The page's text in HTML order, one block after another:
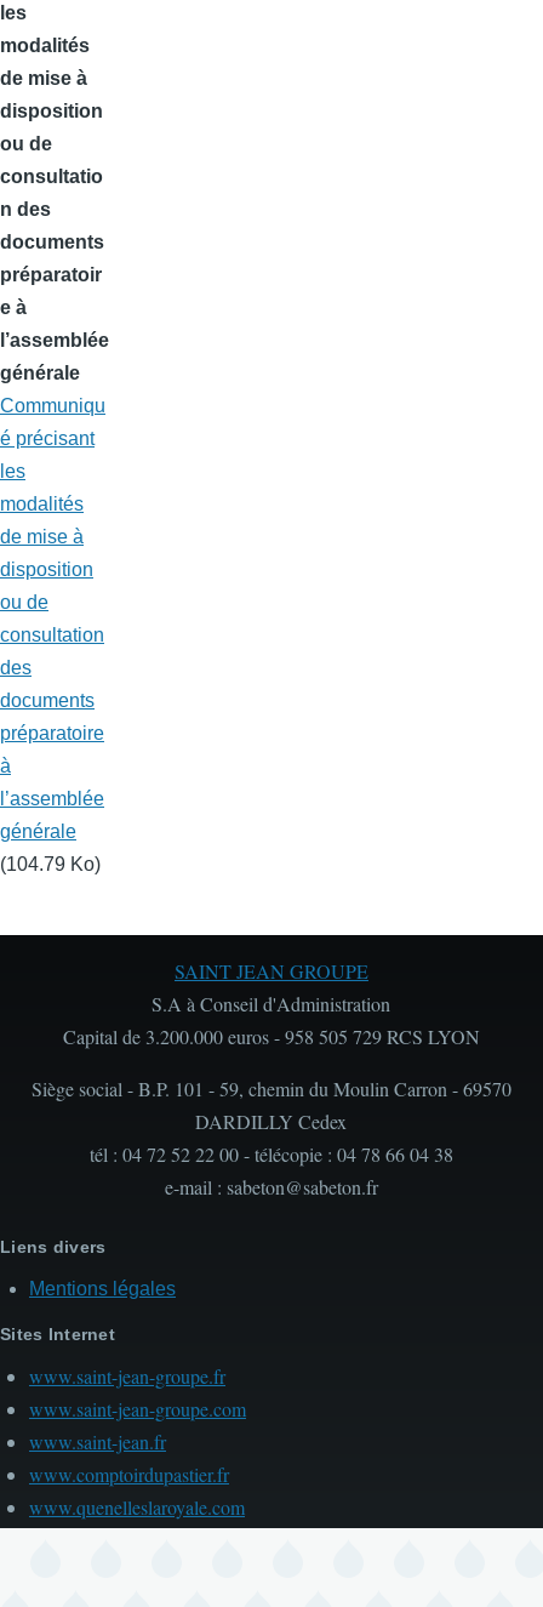
les
modalités
de mise à
disposition
ou de
consultatio
n des
documents
préparatoir
e à
l’assemblée
générale
Communiqu
é précisant
les
modalités
de mise à
disposition
ou de
consultation
des
documents
préparatoire
à
l’assemblée
générale
(104.79 Ko)
SAINT JEAN GROUPE
S.A à Conseil d'Administration
Capital de 3.200.000 euros - 958 505 729 RCS LYON
Siège social - B.P. 101 - 59, chemin du Moulin Carron - 69570
DARDILLY Cedex
tél : 04 72 52 22 00 - télécopie : 04 78 66 04 38
e-mail : sabeton@sabeton.fr
Liens divers
Mentions légales
Sites Internet
www.saint-jean-groupe.fr
www.saint-jean-groupe.com
www.saint-jean.fr
www.comptoirdupastier.fr
www.quenelleslaroyale.com